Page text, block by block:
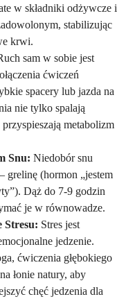
w składniki odżywcze i
stabilizując
krwi.
sam w sobie jest
ćwiczeń
spacery lub jazda na
nie tylko spalają
metabolizm
Snu: Niedobór snu
grelinę (hormon „jestem
Dąż do 7-9 godzin
je w równowadze.
Stresu: Stres jest
jedzenie.
ćwiczenia głębokiego
łonie natury, aby
chęć jedzenia dla